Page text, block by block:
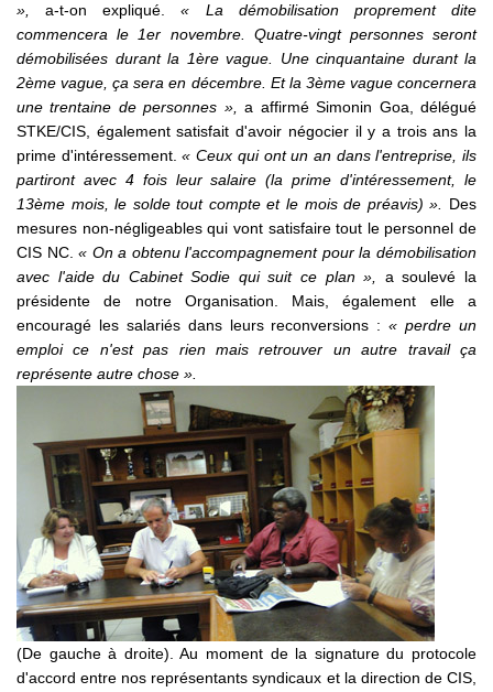
»,
a-t-on expliqué.« La démobilisation proprement dite
commencera le 1er novembre. Quatre-vingt personnes seront
démobilisées durant la 1ère vague. Une cinquantaine durant la
2ème vague, ça sera en décembre. Et la 3ème vague concernera
une trentaine de personnes »,a affirmé Simonin Goa, délégué
STKE/CIS, également satisfait d'avoir négocier il y a trois ans la
prime d'intéressement.« Ceux qui ont un an dans l'entreprise, ils
partiront avec 4 fois leur salaire (la prime d'intéressement, le
13ème mois, le solde tout compte et le mois de préavis) ».
Des
mesures non-négligeables qui vont satisfaire tout le personnel de
CIS NC.« On a obtenu l'accompagnement pour la démobilisation
avec l'aide du Cabinet Sodie qui suit ce plan », a soulevé la
présidente de notre Organisation. Mais, également elle a
encouragé les salariés dans leurs reconversions : « perdre un
emploi ce n'est pas rien mais retrouver un autre travail ça
représente autre chose ».
(De gauche à droite). Au moment de la signature du protocole
d'accord entre nos représentants syndicaux et la direction de CIS,